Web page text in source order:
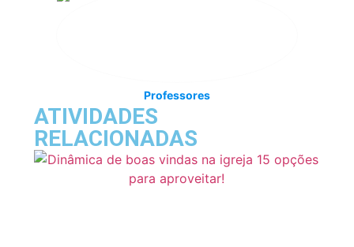
Professores
ATIVIDADES
RELACIONADAS